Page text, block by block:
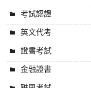
考試認證
英文代考
證書考試
金融證書